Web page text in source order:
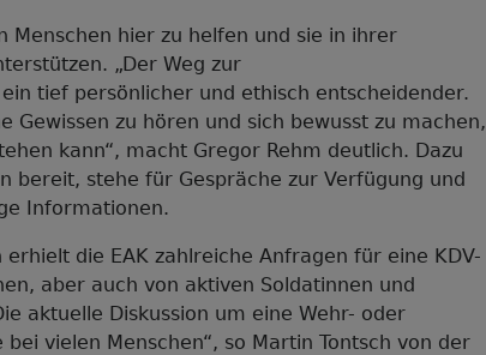
Menschen hier zu helfen und sie in ihrer
„Der Weg zur
tief persönlicher und ethisch entscheidender.
Gewissen zu hören und sich bewusst zu machen,
kann“, macht Gregor Rehm deutlich. Dazu
bereit, stehe für Gespräche zur Verfügung und
Informationen.
die EAK zahlreiche Anfragen für eine KDV-
aber auch von aktiven Soldatinnen und
aktuelle Diskussion um eine Wehr- oder
vielen Menschen“, so Martin Tontsch von der